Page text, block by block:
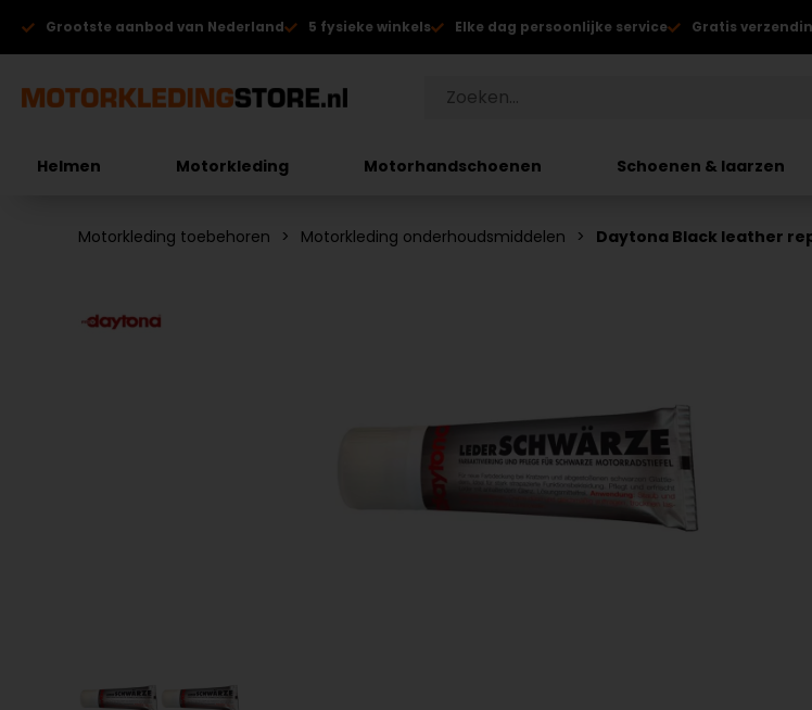
Grootste aanbod van Nederland 5 fysieke winkels Elke dag persoonlijke service Gratis
Helmen Motorkleding Motorhandschoenen Schoenen & laarzen
Motorkleding toebehoren Motorkleding onderhoudsmiddelen Daytona Black leather